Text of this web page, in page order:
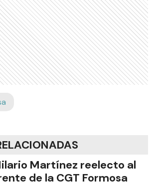
Martínez reelecto al
de la CGT Formosa